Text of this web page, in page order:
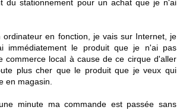
du stationnement pour un achat que je n'ai
ordinateur en fonction, je vais sur Internet, je
immédiatement le produit que je n'ai pas
commerce local à cause de ce cirque d'aller
plus cher que le produit que je veux qui
en magasin.
minute ma commande est passée sans